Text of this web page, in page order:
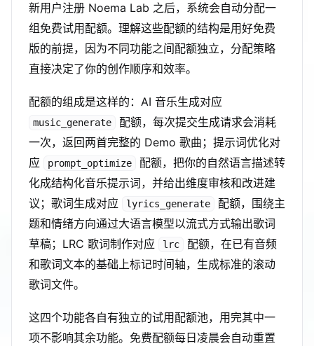
新用户注册 Noema Lab 之后，系统会自动分配一
组免费试用配额。理解这些配额的结构是用好免费
版的前提，因为不同功能之间配额独立，分配策略
直接决定了你的创作顺序和效率。
配额的组成是这样的：AI 音乐生成对应
music_generate
配额，每次提交生成请求会消耗
一次，返回两首完整的 Demo 歌曲；提示词优化对
应
prompt_optimize
配额，把你的自然语言描述转
化成结构化音乐提示词，并给出维度审核和改进建
议；歌词生成对应
lyrics_generate
配额，围绕主
题和情绪方向通过大语言模型以流式方式输出歌词
草稿；LRC 歌词制作对应
lrc
配额，在已有音频
和歌词文本的基础上标记时间轴，生成标准的滚动
歌词文件。
这四个功能各自有独立的试用配额池，用完其中一
项不影响其余功能。免费配额每日凌晨会自动重置